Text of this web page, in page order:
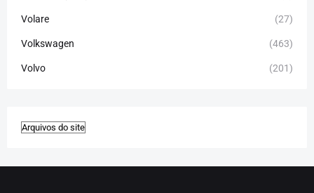
Volare (27)
Volkswagen (463)
Volvo (201)